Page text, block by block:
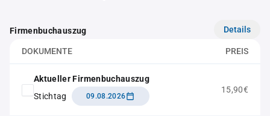
Firmenbuchauszug Details
DOKUMENTE PREIS
Aktueller Firmenbuchauszug
Stichtag
09.08.2026
15,90€